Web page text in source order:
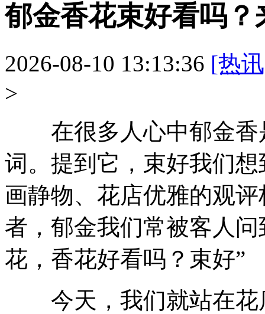
郁金香花束好看吗
2026-08-10 13:13:36 [热
>
在很多人心中郁金香
词。提到它，束好我们想
画静物、花店优雅的观
者，郁金我们常被客人
花，香花好看吗？束好”
今天，我们就站在花